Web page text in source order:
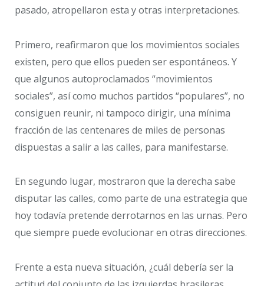
pasado, atropellaron esta y otras interpretaciones.
Primero, reafirmaron que los movimientos sociales
existen, pero que ellos pueden ser espontáneos. Y
que algunos autoproclamados “movimientos
sociales”, así como muchos partidos “populares”, no
consiguen reunir, ni tampoco dirigir, una mínima
fracción de las centenares de miles de personas
dispuestas a salir a las calles, para manifestarse.
En segundo lugar, mostraron que la derecha sabe
disputar las calles, como parte de una estrategia que
hoy todavía pretende derrotarnos en las urnas. Pero
que siempre puede evolucionar en otras direcciones.
Frente a esta nueva situación, ¿cuál debería ser la